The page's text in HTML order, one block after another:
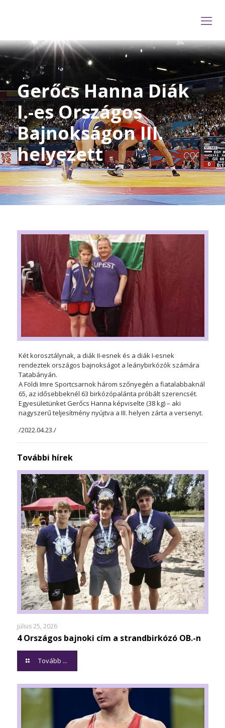
Gerőcs Hanna Diák
I.-es Országos
Bajnokságon III.
helyezett
Két korosztálynak, a diák II-esnek és a diák I-esnek
rendeztek országos bajnokságot a leánybirkózók számára
Tatabányán.
A Földi Imre Sportcsarnok három szőnyegén a fiatalabbaknál
65, az idősebbeknél 63 birkózópalánta próbált szerencsét.
Egyesületünket Gerőcs Hanna képviselte (38 kg) – aki
nagyszerű teljesítmény nyújtva a III. helyen zárta a versenyt.
/2022.04.23./
További hírek
július 25, 2026
4 Országos bajnoki cím a strandbirkózó OB.-n
Tovább ...